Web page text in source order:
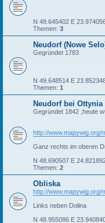
N 49.645402 E
Themen: 3
Neudorf (Nowe
Gegründet 1783
N 49.648514 E
Themen: 1
Neudorf bei
Gegründet 1842 ,heute
http://www.mapywig.org/
Ganz rechts im oberen
N 48.690507 E
Themen: 2
Obliska
http://www.mapywig.org/
Links neben Dolina
N 48.955086 E